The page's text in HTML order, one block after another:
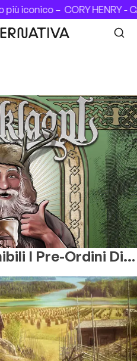
iconico –CORY HENRY -
I Pre-Ordini Di